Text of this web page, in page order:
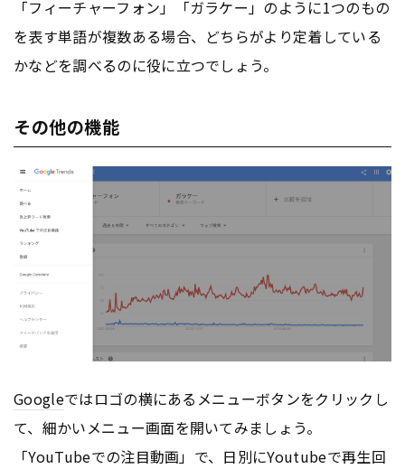
「フィーチャーフォン」「ガラケー」のように1つのもの
を表す単語が複数ある場合、どちらがより定着している
かなどを調べるのに役に立つでしょう。
その他の機能
Googleではロゴの横にあるメニューボタンをクリックし
て、細かいメニュー画面を開いてみましょう。
「YouTubeでの注目動画」で、日別にYoutubeで再生回